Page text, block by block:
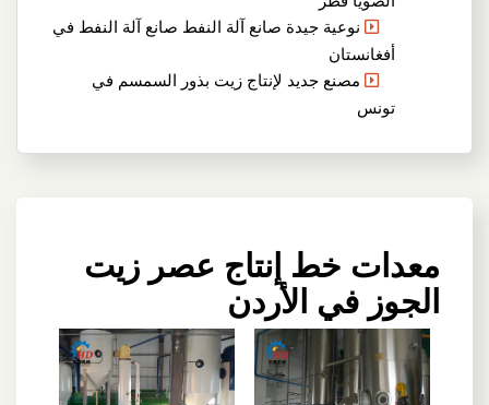
نوعية جيدة صانع آلة النفط صانع آلة النفط في
أفغانستان
مصنع جديد لإنتاج زيت بذور السمسم في
تونس
معدات خط إنتاج عصر زيت
الجوز في الأردن